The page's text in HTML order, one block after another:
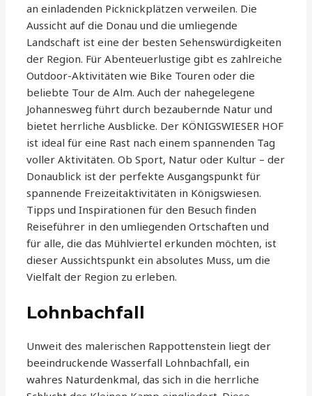
an einladenden Picknickplätzen verweilen. Die
Aussicht auf die Donau und die umliegende
Landschaft ist eine der besten Sehenswürdigkeiten
der Region. Für Abenteuerlustige gibt es zahlreiche
Outdoor-Aktivitäten wie Bike Touren oder die
beliebte Tour de Alm. Auch der nahegelegene
Johannesweg führt durch bezaubernde Natur und
bietet herrliche Ausblicke. Der KÖNIGSWIESER HOF
ist ideal für eine Rast nach einem spannenden Tag
voller Aktivitäten. Ob Sport, Natur oder Kultur – der
Donaublick ist der perfekte Ausgangspunkt für
spannende Freizeitaktivitäten in Königswiesen.
Tipps und Inspirationen für den Besuch finden
Reiseführer in den umliegenden Ortschaften und
für alle, die das Mühlviertel erkunden möchten, ist
dieser Aussichtspunkt ein absolutes Muss, um die
Vielfalt der Region zu erleben.
Lohnbachfall
Unweit des malerischen Rappottenstein liegt der
beeindruckende Wasserfall Lohnbachfall, ein
wahres Naturdenkmal, das sich in die herrliche